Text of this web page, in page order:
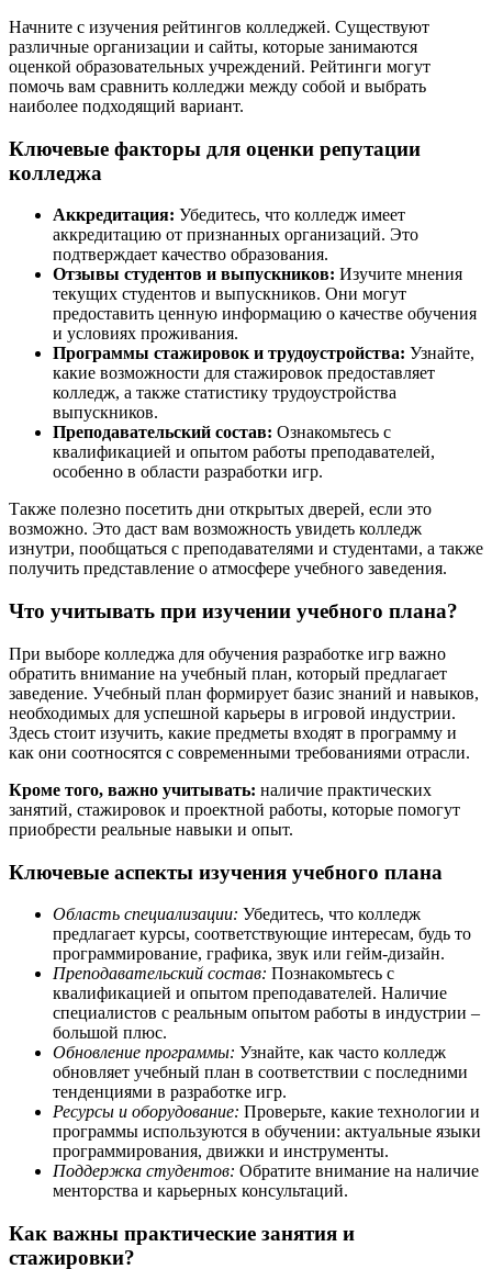
Начните с изучения рейтингов колледжей. Существуют
различные организации и сайты, которые занимаются
оценкой образовательных учреждений. Рейтинги могут
помочь вам сравнить колледжи между собой и выбрать
наиболее подходящий вариант.
Ключевые факторы для оценки репутации
колледжа
Аккредитация: Убедитесь, что колледж имеет
аккредитацию от признанных организаций. Это
подтверждает качество образования.
Отзывы студентов и выпускников: Изучите мнения
текущих студентов и выпускников. Они могут
предоставить ценную информацию о качестве обучения
и условиях проживания.
Программы стажировок и трудоустройства: Узнайте,
какие возможности для стажировок предоставляет
колледж, а также статистику трудоустройства
выпускников.
Преподавательский состав: Ознакомьтесь с
квалификацией и опытом работы преподавателей,
особенно в области разработки игр.
Также полезно посетить дни открытых дверей, если это
возможно. Это даст вам возможность увидеть колледж
изнутри, пообщаться с преподавателями и студентами, а также
получить представление о атмосфере учебного заведения.
Что учитывать при изучении учебного плана?
При выборе колледжа для обучения разработке игр важно
обратить внимание на учебный план, который предлагает
заведение. Учебный план формирует базис знаний и навыков,
необходимых для успешной карьеры в игровой индустрии.
Здесь стоит изучить, какие предметы входят в программу и
как они соотносятся с современными требованиями отрасли.
Кроме того, важно учитывать: наличие практических
занятий, стажировок и проектной работы, которые помогут
приобрести реальные навыки и опыт.
Ключевые аспекты изучения учебного плана
Область специализации: Убедитесь, что колледж
предлагает курсы, соответствующие интересам, будь то
программирование, графика, звук или гейм-дизайн.
Преподавательский состав: Познакомьтесь с
квалификацией и опытом преподавателей. Наличие
специалистов с реальным опытом работы в индустрии –
большой плюс.
Обновление программы: Узнайте, как часто колледж
обновляет учебный план в соответствии с последними
тенденциями в разработке игр.
Ресурсы и оборудование: Проверьте, какие технологии и
программы используются в обучении: актуальные языки
программирования, движки и инструменты.
Поддержка студентов: Обратите внимание на наличие
менторства и карьерных консультаций.
Как важны практические занятия и
стажировки?